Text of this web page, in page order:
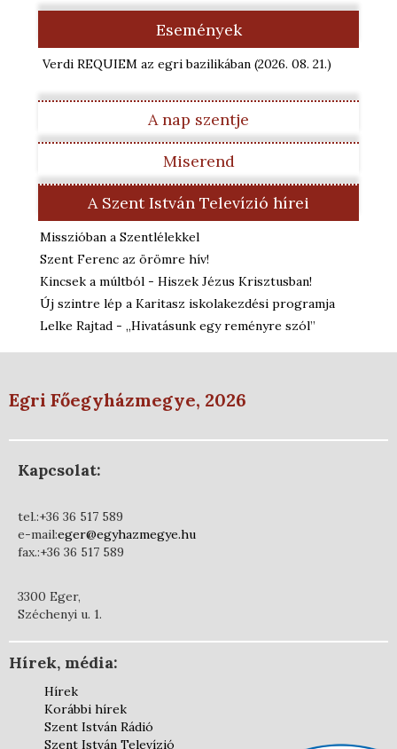
Események
Verdi REQUIEM az egri bazilikában (2026. 08. 21.)
A nap szentje
Miserend
A Szent István Televízió hírei
Misszióban a Szentlélekkel
Szent Ferenc az örömre hív!
Kincsek a múltból - Hiszek Jézus Krisztusban!
Új szintre lép a Karitasz iskolakezdési programja
Lelke Rajtad - „Hivatásunk egy reményre szól”
Egri Főegyházmegye, 2026
Kapcsolat:
tel.:+36 36 517 589
e-mail:eger@egyhazmegye.hu
fax.:+36 36 517 589
3300 Eger,
Széchenyi u. 1.
Hírek, média:
Hírek
Korábbi hírek
Szent István Rádió
Szent István Televízió